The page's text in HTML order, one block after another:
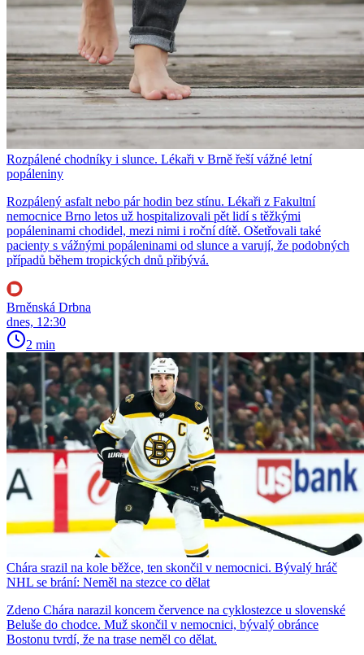
Rozpálené chodníky i slunce. Lékaři v Brně řeší vážné letní
popáleniny
Rozpálený asfalt nebo pár hodin bez stínu. Lékaři z Fakultní
nemocnice Brno letos už hospitalizovali pět lidí s těžkými
popáleninami chodidel, mezi nimi i roční dítě. Ošetřovali také
pacienty s vážnými popáleninami od slunce a varují, že podobných
případů během tropických dnů přibývá.
Brněnská Drbna
dnes, 12:30
2 min
Chára srazil na kole běžce, ten skončil v nemocnici. Bývalý hráč
NHL se brání: Neměl na stezce co dělat
Zdeno Chára narazil koncem července na cyklostezce u slovenské
Beluše do chodce. Muž skončil v nemocnici, bývalý obránce
Bostonu tvrdí, že na trase neměl co dělat.